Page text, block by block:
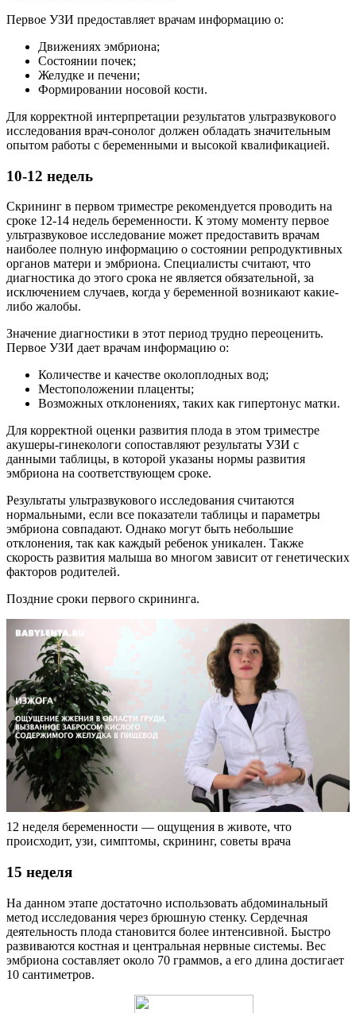
Первое УЗИ предоставляет врачам информацию о:
Движениях эмбриона;
Состоянии почек;
Желудке и печени;
Формировании носовой кости.
Для корректной интерпретации результатов ультразвукового
исследования врач-сонолог должен обладать значительным
опытом работы с беременными и высокой квалификацией.
10-12 недель
Скрининг в первом триместре рекомендуется проводить на
сроке 12-14 недель беременности. К этому моменту первое
ультразвуковое исследование может предоставить врачам
наиболее полную информацию о состоянии репродуктивных
органов матери и эмбриона. Специалисты считают, что
диагностика до этого срока не является обязательной, за
исключением случаев, когда у беременной возникают какие-
либо жалобы.
Значение диагностики в этот период трудно переоценить.
Первое УЗИ дает врачам информацию о:
Количестве и качестве околоплодных вод;
Местоположении плаценты;
Возможных отклонениях, таких как гипертонус матки.
Для корректной оценки развития плода в этом триместре
акушеры-гинекологи сопоставляют результаты УЗИ с
данными таблицы, в которой указаны нормы развития
эмбриона на соответствующем сроке.
Результаты ультразвукового исследования считаются
нормальными, если все показатели таблицы и параметры
эмбриона совпадают. Однако могут быть небольшие
отклонения, так как каждый ребенок уникален. Также
скорость развития малыша во многом зависит от генетических
факторов родителей.
Поздние сроки первого скрининга.
12 неделя беременности — ощущения в животе, что
происходит, узи, симптомы, скрининг, советы врача
15 неделя
На данном этапе достаточно использовать абдоминальный
метод исследования через брюшную стенку. Сердечная
деятельность плода становится более интенсивной. Быстро
развиваются костная и центральная нервные системы. Вес
эмбриона составляет около 70 граммов, а его длина достигает
10 сантиметров.